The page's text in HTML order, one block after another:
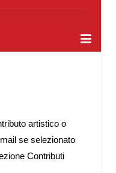
artistico o
se selezionato
Contributi